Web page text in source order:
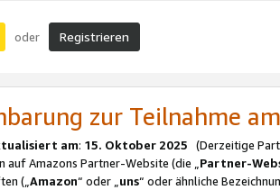
oder Registrieren
zur Teilnahme
am: 15. Oktober 2025 (Derzeitige
auf Amazons Partner-Website (die „Partner-
(„Amazon“ oder „uns“ oder ähnliche